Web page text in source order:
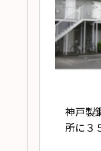
神戸製
所に３